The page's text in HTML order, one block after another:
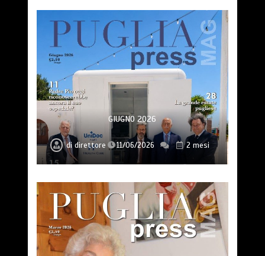
GIUGNO 2026
didirettore 11/06/2026 2 mesi